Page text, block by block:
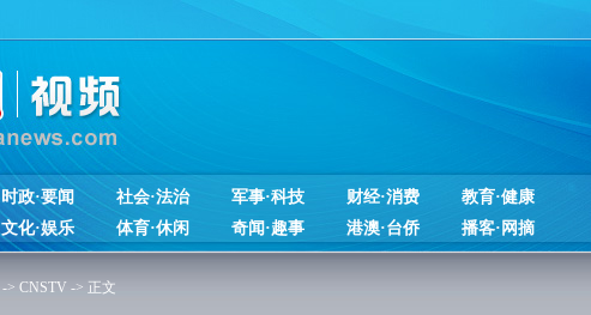
时政·要闻 社会·法治 军事·科技 财经·消费
教育·健康
文化·娱乐
体育·休闲 奇闻·趣事 港澳·台侨 播客·网摘
-> CNSTV -> 正文